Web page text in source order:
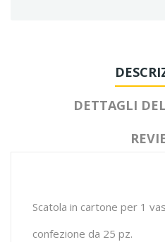
DETTAGLI
Scatola in cartone per 1
confezione da 25 pz.